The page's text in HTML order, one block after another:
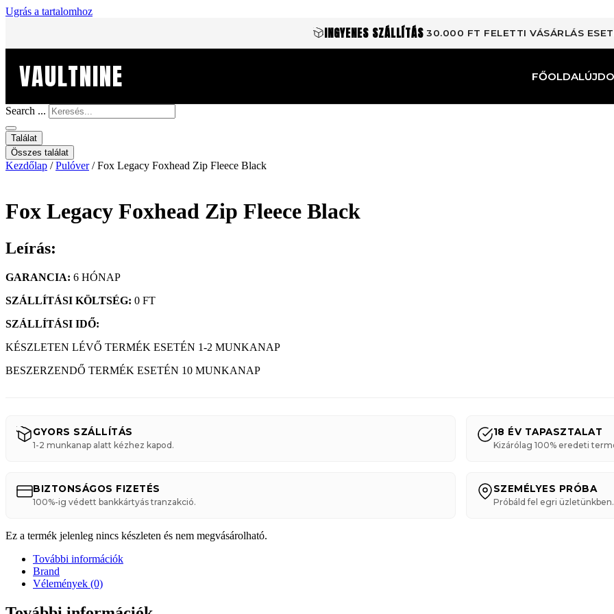
Ugrás a tartalomhoz
INGYENES SZÁLLÍTÁS 30.000 FT FELETTI VÁSÁRLÁS
VAULTNINE FŐOLDAL
Search ...
Találat
Összes találat
Kezdőlap /Pulóver/ Fox Legacy Foxhead Zip Fleece Black
Fox Legacy Foxhead Zip Fleece Black
Leírás:
GARANCIA: 6 HÓNAP
SZÁLLÍTÁSI KÖLTSÉG: 0 FT
SZÁLLÍTÁSI IDŐ:
KÉSZLETEN LÉVŐ TERMÉK ESETÉN 1-2 MUNKANAP
BESZERZENDŐ TERMÉK ESETÉN 10 MUNKANAP
GYORS SZÁLLÍTÁS
1-2 munkanap alatt kézhez kapod.
18 ÉV TAPASZTALAT
Kizárólag 100% eredeti
BIZTONSÁGOS FIZETÉS
100%-ig védett bankkártyás tranzakció.
SZEMÉLYES PRÓBA
Próbáld fel egri üzletünkben.
Ez a termék jelenleg nincs készleten és nem megvásárolható.
További információk
Brand
Vélemények (0)